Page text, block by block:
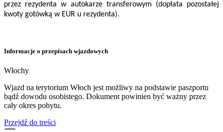
przez rezydenta w autokarze transferowym (dopłata pozostałej
kwoty gotówką w EUR u rezydenta).
Informacje o przepisach wjazdowych
Włochy
Wjazd na terytorium Włoch jest możliwy na podstawie paszportu
bądź dowodu osobistego. Dokument powinien być ważny przez
cały okres pobytu.
Przejdź do treści